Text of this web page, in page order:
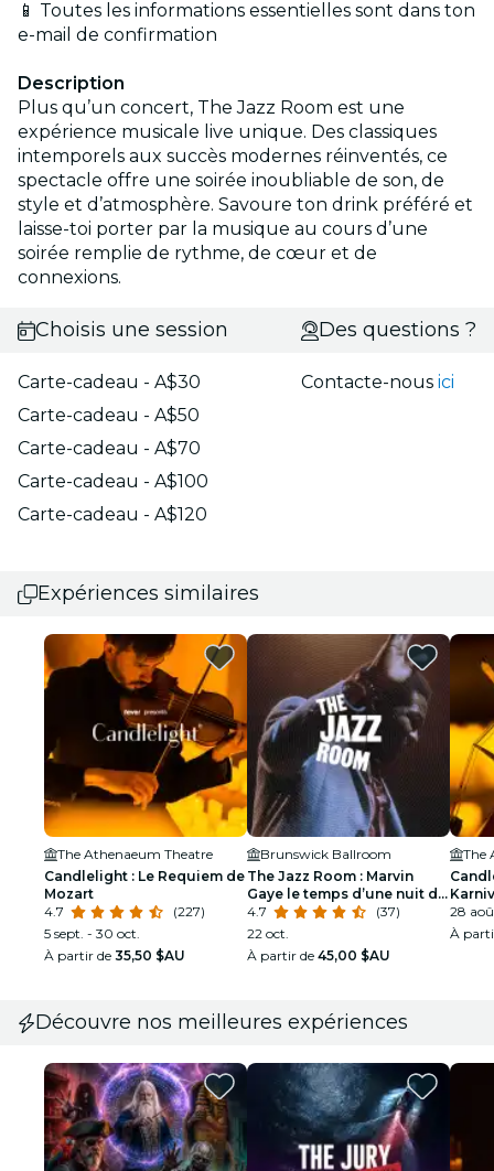
📱 Toutes les informations essentielles sont dans ton
e-mail de confirmation
Description
Plus qu’un concert, The Jazz Room est une
expérience musicale live unique. Des classiques
intemporels aux succès modernes réinventés, ce
spectacle offre une soirée inoubliable de son, de
style et d’atmosphère. Savoure ton drink préféré et
laisse-toi porter par la musique au cours d’une
soirée remplie de rythme, de cœur et de
connexions.
Choisis une session
Carte-cadeau - A$30
Carte-cadeau - A$50
Carte-cadeau - A$70
Carte-cadeau - A$100
Carte-cadeau - A$120
Des questions ?
Contacte-nousici
Expériences similaires
The Athenaeum Theatre
Candlelight : Le Requiem de
Mozart
4.7
(227)
5 sept. - 30 oct.
À partir de 35,50 $AU
Brunswick Ballroom
The Jazz Room : Marvin
Gaye le temps d’une nuit de
soul
4.7
(37)
22 oct.
À partir de 45,00 $AU
The
28
À
Découvre nos meilleures expériences